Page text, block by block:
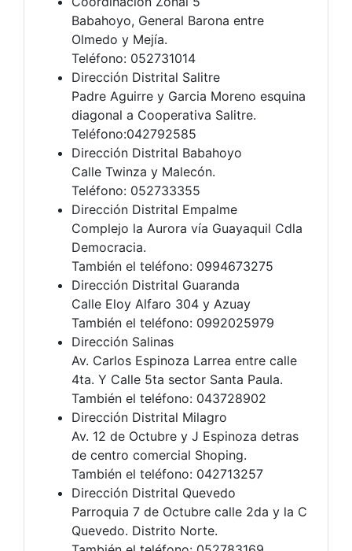
Babahoyo, General Barona entre
Olmedo y Mejía.
Teléfono: 052731014
Dirección Distrital Salitre
Padre Aguirre y Garcia Moreno esquina
diagonal a Cooperativa Salitre.
Teléfono:042792585
Dirección Distrital Babahoyo
Calle Twinza y Malecón.
Teléfono: 052733355
Dirección Distrital Empalme
Complejo la Aurora vía Guayaquil Cdla
Democracia.
También el teléfono: 0994673275
Dirección Distrital Guaranda
Calle Eloy Alfaro 304 y Azuay
También el teléfono: 0992025979
Dirección Salinas
Av. Carlos Espinoza Larrea entre calle
4ta. Y Calle 5ta sector Santa Paula.
También el teléfono: 043728902
Dirección Distrital Milagro
Av. 12 de Octubre y J Espinoza detras
de centro comercial Shoping.
También el teléfono: 042713257
Dirección Distrital Quevedo
Parroquia 7 de Octubre calle 2da y la C
Quevedo. Distrito Norte.